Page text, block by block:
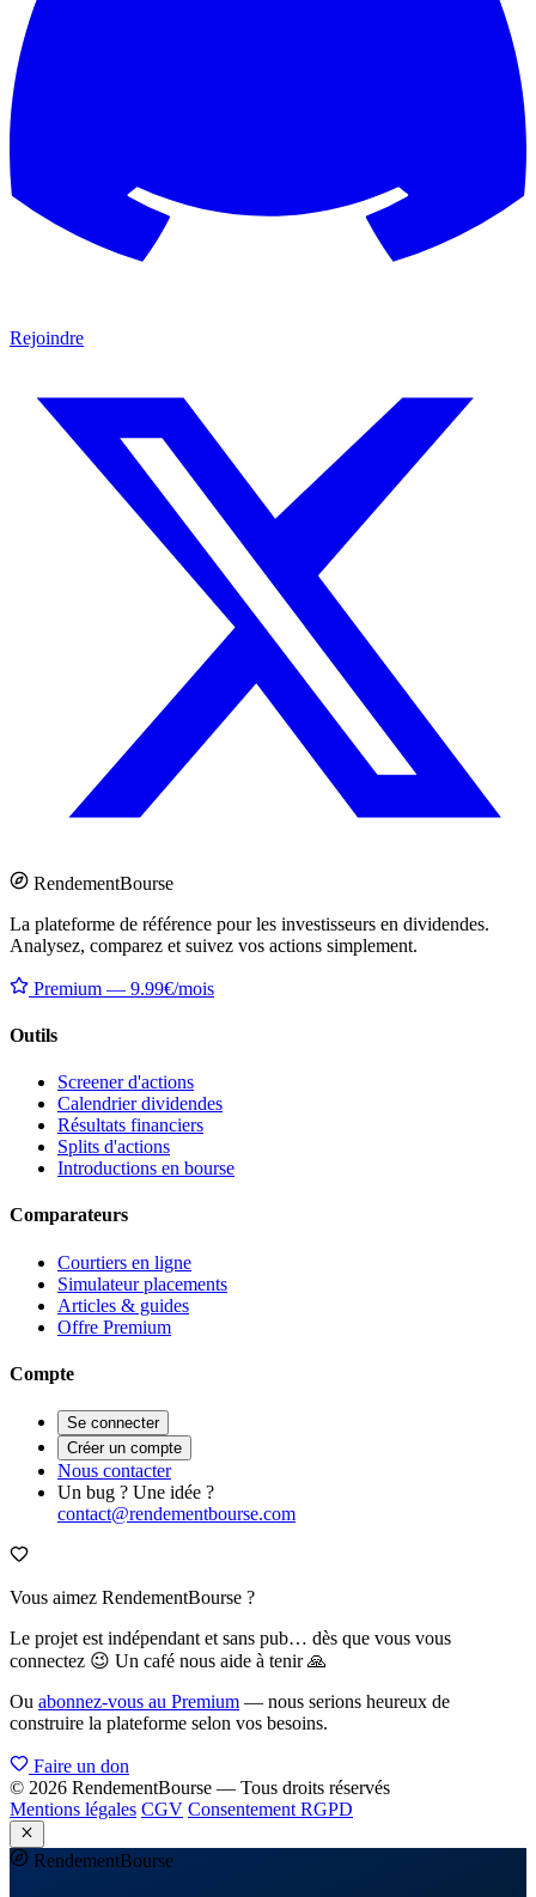
Rejoindre
RendementBourse
La plateforme de référence pour les investisseurs en dividendes.
Analysez, comparez et suivez vos actions simplement.
Premium — 9.99€/mois
Outils
Screener d'actions
Calendrier dividendes
Résultats financiers
Splits d'actions
Introductions en bourse
Comparateurs
Courtiers en ligne
Simulateur placements
Articles & guides
Offre Premium
Compte
Se connecter
Créer un compte
Nous contacter
Un bug ? Une idée ?
contact@rendementbourse.com
Vous aimez RendementBourse ?
Le projet est indépendant et sans pub… dès que vous vous
connectez 😉 Un café nous aide à tenir 🙏
Ou abonnez-vous au Premium — nous serions heureux de
construire la plateforme selon vos besoins.
Faire un don
© 2026 RendementBourse — Tous droits réservés
Mentions légales CGV Consentement RGPD
RendementBourse